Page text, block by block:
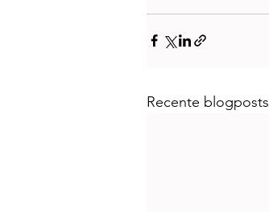
Recente blogposts